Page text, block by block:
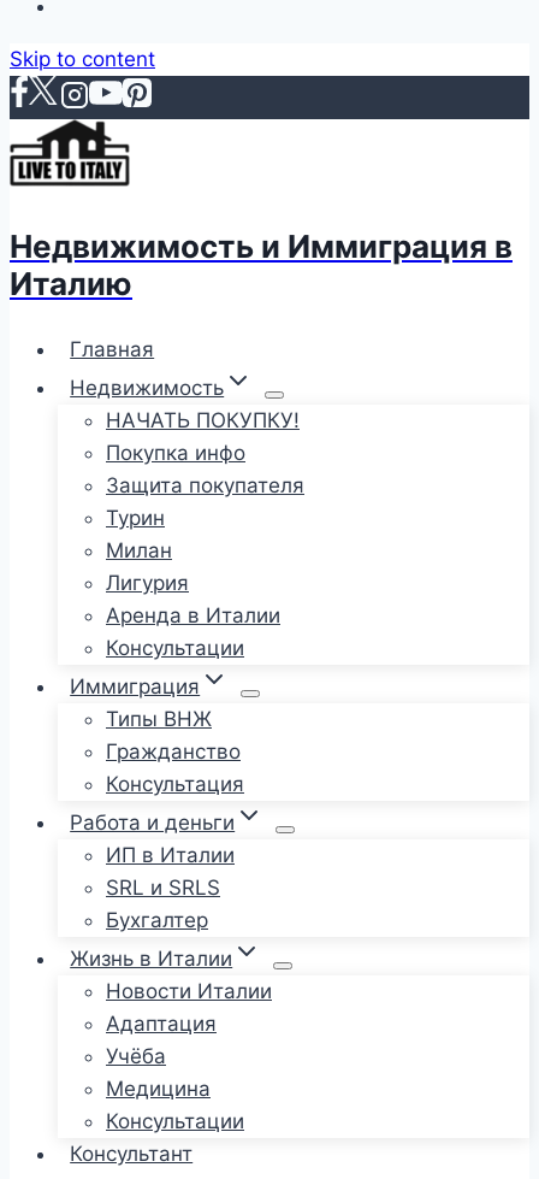
Skip to content
Недвижимость и Иммиграция в
Италию
Главная
Недвижимость
НАЧАТЬ ПОКУПКУ!
Покупка инфо
Защита покупателя
Турин
Милан
Лигурия
Аренда в Италии
Консультации
Иммиграция
Типы ВНЖ
Гражданство
Консультация
Работа и деньги
ИП в Италии
SRL и SRLS
Бухгалтер
Жизнь в Италии
Новости Италии
Адаптация
Учёба
Медицина
Консультации
Консультант